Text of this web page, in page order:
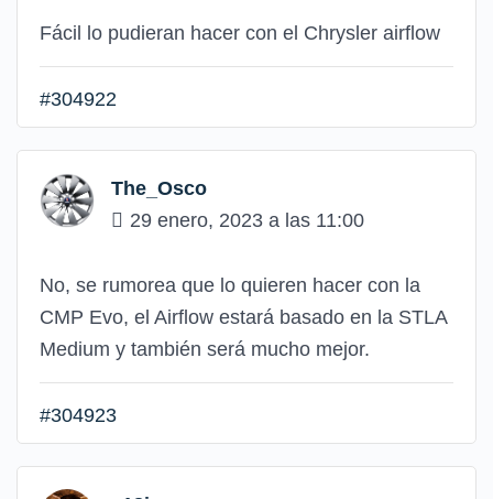
Fácil lo pudieran hacer con el Chrysler airflow
#304922
The_Osco
29 enero, 2023 a las 11:00
No, se rumorea que lo quieren hacer con la
CMP Evo, el Airflow estará basado en la STLA
Medium y también será mucho mejor.
#304923